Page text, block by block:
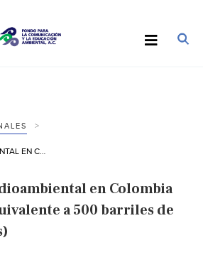
en Colombia
a 500 barriles de